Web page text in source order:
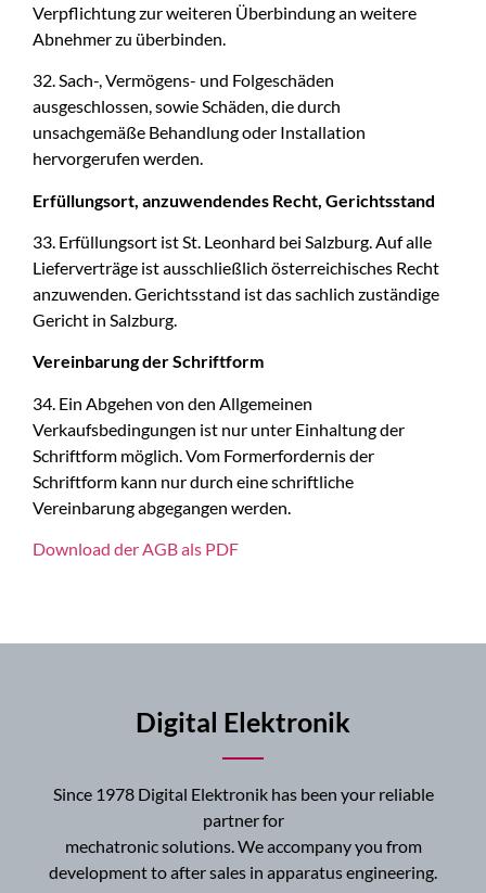
Verpflichtung zur weiteren Überbindung an weitere
Abnehmer zu überbinden.
32. Sach-, Vermögens- und Folgeschäden
ausgeschlossen, sowie Schäden, die durch
unsachgemäße Behandlung oder Installation
hervorgerufen werden.
Erfüllungsort, anzuwendendes Recht, Gerichtsstand
33. Erfüllungsort ist St. Leonhard bei Salzburg. Auf alle
Lieferverträge ist ausschließlich österreichisches Recht
anzuwenden. Gerichtsstand ist das sachlich zuständige
Gericht in Salzburg.
Vereinbarung der Schriftform
34. Ein Abgehen von den Allgemeinen
Verkaufsbedingungen ist nur unter Einhaltung der
Schriftform möglich. Vom Formerfordernis der
Schriftform kann nur durch eine schriftliche
Vereinbarung abgegangen werden.
Download der AGB als PDF
Digital Elektronik
Since 1978 Digital Elektronik has been your reliable
partner for
mechatronic solutions. We accompany you from
development to after sales in apparatus engineering.